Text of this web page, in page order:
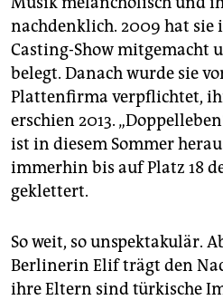
nachdenklich. 2009 hat sie
Casting-Show mitgemacht
belegt. Danach wurde sie
Plattenfirma verpflichtet,
erschien 2013.
ist in diesem Sommer
immerhin bis auf Platz 18
geklettert.
So weit, so unspektakulär.
Berlinerin Elif trägt den
ihre Eltern sind türkische